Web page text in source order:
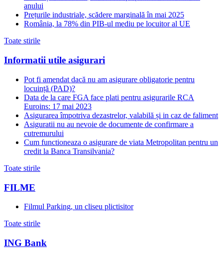
anului
Prețurile industriale, scădere marginală în mai 2025
România, la 78% din PIB-ul mediu pe locuitor al UE
Toate stirile
Informatii utile asigurari
Pot fi amendat dacă nu am asigurare obligatorie pentru
locuință (PAD)?
Data de la care FGA face plati pentru asigurarile RCA
Euroins: 17 mai 2023
Asigurarea împotriva dezastrelor, valabilă și in caz de faliment
Asiguratii nu au nevoie de documente de confirmare a
cutremurului
Cum functioneaza o asigurare de viata Metropolitan pentru un
credit la Banca Transilvania?
Toate stirile
FILME
Filmul Parking, un cliseu plictisitor
Toate stirile
ING Bank